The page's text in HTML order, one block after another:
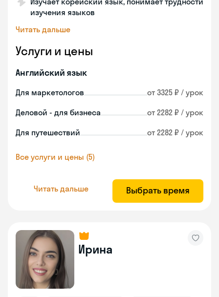
изучения языков
Читать дальше
Услуги и цены
Английский язык
Для маркетологов от 3325 ₽ / урок
Деловой - для бизнеса от 2282 ₽ / урок
Для путешествий от 2282 ₽ / урок
Все услуги и цены (5)
Читать дальше Выбрать время
Ирина